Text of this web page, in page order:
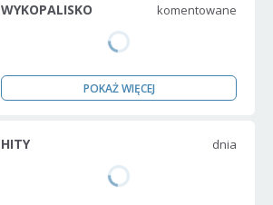
WYKOPALISKO komentowane
POKAŻ WIĘCEJ
HITY dnia